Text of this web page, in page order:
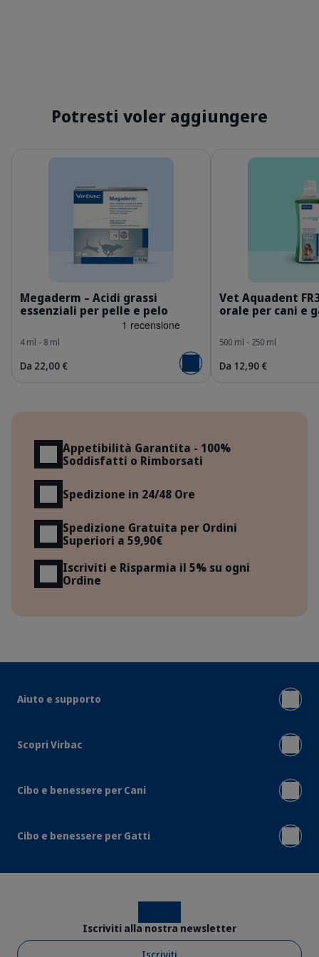
Potresti voler aggiungere
Megaderm – Acidi grassi
essenziali per pelle e pelo
4 ml - 8 ml
Da 22,00 € Aggiungi al carrello
Vet Aquadent
orale per cani e
500 ml - 250 ml
Da 12,90 €
Appetibilità Garantita - 100%
Soddisfatti o Rimborsati
Spedizione in 24/48 Ore
Spedizione Gratuita per Ordini
Superiori a 59,90€
Iscriviti e Risparmia il 5% su ogni
Ordine
Aiuto e supporto
Scopri Virbac
Cibo e benessere per Cani
Cibo e benessere per Gatti
Iscriviti alla nostra newsletter
Iscriviti